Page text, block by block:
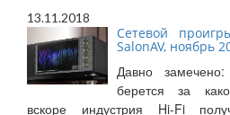
13.11.2018
Сетевой
SalonAV, ноябрь
Давно
берется за
вскоре индустрия Hi-Fi